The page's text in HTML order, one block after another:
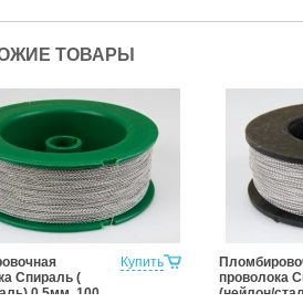
ТОВАРЫ
Купить
Спираль (
0,5мм, 100
проволока
(нейлон/